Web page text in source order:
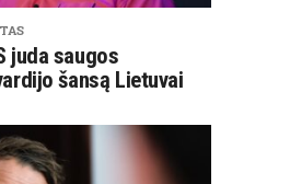
juda saugos
šansą Lietuvai